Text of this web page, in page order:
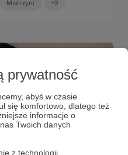
prywatność
abyś w czasie
się komfortowo, dlatego też
informacje o
Twoich danych
z technologii
Mistrzyni +3